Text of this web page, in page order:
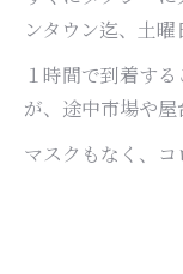
ンタウン迄、土
１時間で到着す
が、途中市場や
マスクもなく、コ